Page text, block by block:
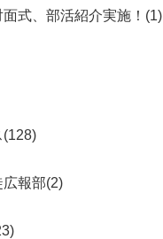
式、部活紹介実施！(1)
(128)
報部(2)